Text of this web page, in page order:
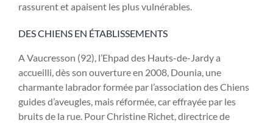
rassurent et apaisent les plus vulnérables.
DES CHIENS EN ÉTABLISSEMENTS
A Vaucresson (92), l’Ehpad des Hauts-de-Jardy a
accueilli, dès son ouverture en 2008, Dounia, une
charmante labrador formée par l’association des Chiens
guides d’aveugles, mais réformée, car effrayée par les
bruits de la rue. Pour Christine Richet, directrice de